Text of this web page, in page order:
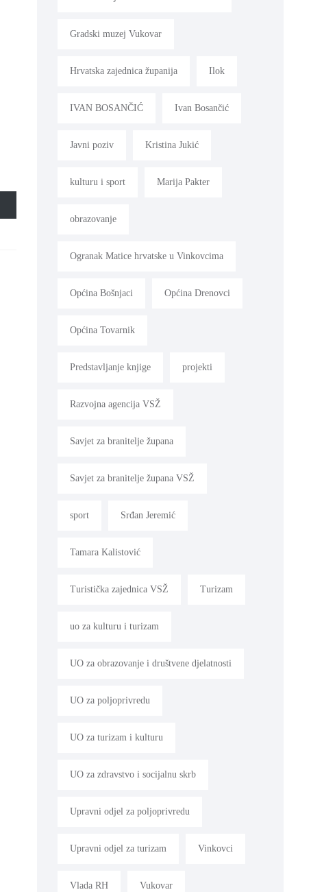
Gradski muzej Vukovar
Hrvatska zajednica županija Ilok
IVAN BOSANČIĆ Ivan Bosančić
Javni poziv Kristina Jukić
kulturu i sport Marija Pakter
obrazovanje
Ogranak Matice hrvatske u Vinkovcima
Općina Bošnjaci Općina Drenovci
Općina Tovarnik
Predstavljanje knjige projekti
Razvojna agencija VSŽ
Savjet za branitelje župana
Savjet za branitelje župana VSŽ
sport Srđan Jeremić
Tamara Kalistović
Turistička zajednica VSŽ Turizam
uo za kulturu i turizam
UO za obrazovanje i društvene djelatnosti
UO za poljoprivredu
UO za turizam i kulturu
UO za zdravstvo i socijalnu skrb
Upravni odjel za poljoprivredu
Upravni odjel za turizam Vinkovci
Vlada RH Vukovar